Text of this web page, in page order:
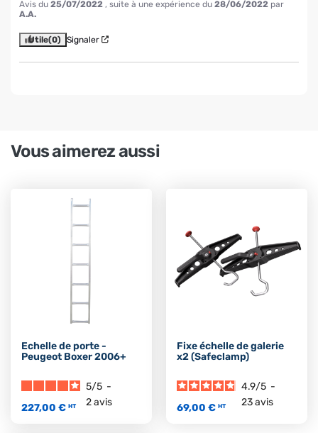
Avis du 25/07/2022 , suite à une expérience du 28/06/2022 par
A.A.
Utile(0) Signaler
Vous aimerez aussi
Echelle de porte -
Peugeot Boxer 2006+
5/5 -
2avis
227,00 € HT
Fixe échelle de galerie
x2 (Safeclamp)
4.9/5 -
23avis
69,00 € HT